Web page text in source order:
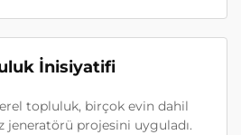
İnisiyatifi
topluluk, birçok evin dahil
projesini uyguladı.